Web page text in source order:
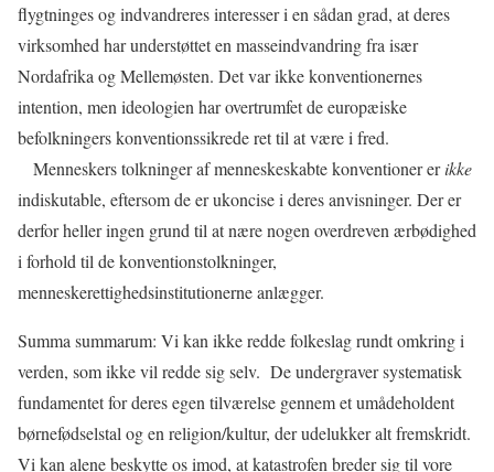
flygtninges og indvandreres interesser i en sådan grad, at deres
virksomhed har understøttet en masseindvandring fra især
Nordafrika og Mellemøsten. Det var ikke konventionernes
intention, men ideologien har overtrumfet de europæiske
befolkningers konventionssikrede ret til at være i fred.
Menneskers tolkninger af menneskeskabte konventioner erikke
indiskutable, eftersom de er ukoncise i deres anvisninger. Der er
derfor heller ingen grund til at nære nogen overdreven ærbødighed
i forhold til de konventionstolkninger,
menneskerettighedsinstitutionerne anlægger.
Summa summarum: Vi kan ikke redde folkeslag rundt omkring i
verden, som ikke vil redde sig selv. De undergraver systematisk
fundamentet for deres egen tilværelse gennem et umådeholdent
børnefødselstal og en religion/kultur, der udelukker alt fremskridt.
Vi kan alene beskytte os imod, at katastrofen breder sig til vore